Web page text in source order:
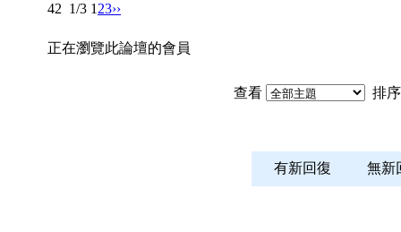
42 1/3 1 23››
正在瀏覽此論壇的會員
查看 排
有新回復 無